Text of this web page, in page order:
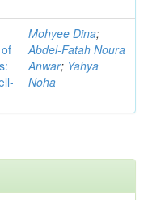
Mohyee Dina;
Abdel-Fatah Noura
Anwar; Yahya
Noha